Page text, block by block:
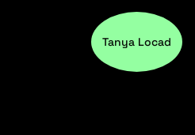
Tanya Locad